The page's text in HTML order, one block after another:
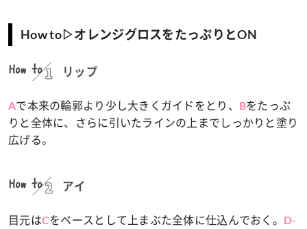
How to▷オレンジグロスをたっぷりとON
How to リップ
Aで本来の輪郭より少し大きくガイドをとり、 Bをたっぷ
りと全体に、さらに引いたラインの上までしっかりと塗り
広げる。
How to アイ
目元はCをベースとして上まぶた全体に仕込んでおく。 D-